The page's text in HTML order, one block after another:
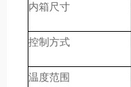
内箱尺寸
控制方式
温度范围